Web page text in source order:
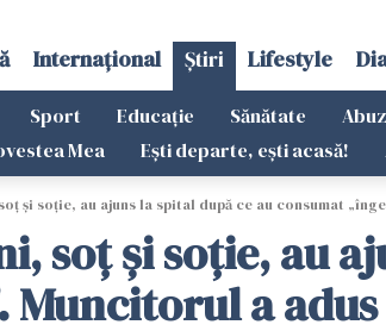
Internațional Știri Lifestyle
Sport Educație Sănătate
Mea
Ești departe, ești acasă!
și soție, au ajuns la spital după ce au consumat
soț și soție, au
a